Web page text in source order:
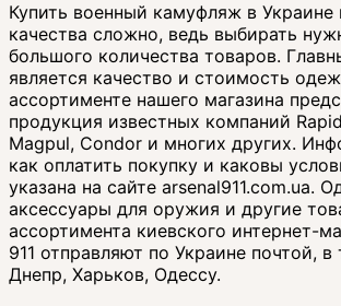
Купить военный камуфляж в Украине
качества сложно, ведь выбирать
большого количества товаров.
является качество и стоимость
ассортименте нашего магазина
продукция известных компаний
Magpul, Condor и многих других.
как оплатить покупку и каковы
указана на сайте arsenal911.com.ua.
аксессуары для оружия и другие
ассортимента киевского интернет-
911 отправляют по Украине почтой,
Днепр, Харьков, Одессу.